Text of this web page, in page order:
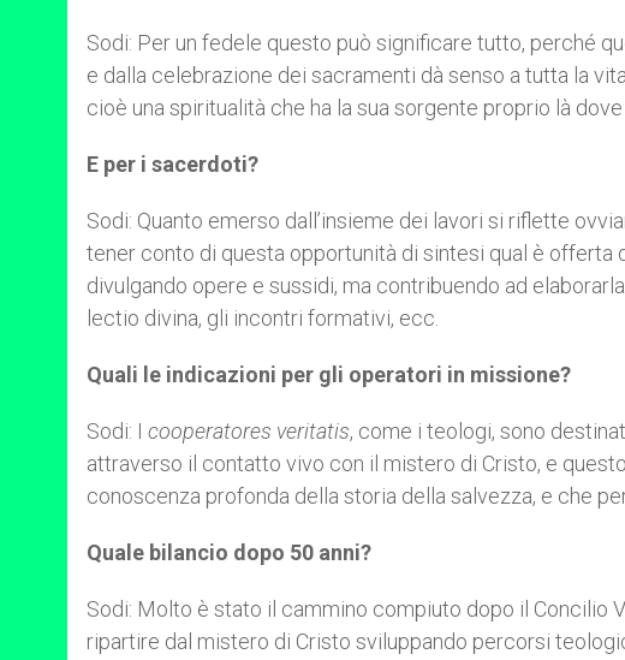
Sodi: Per un fedele questo può significare tutto, perché
e dalla celebrazione dei sacramenti dà senso a tutta la
cioè una spiritualità che ha la sua sorgente proprio là
E per i sacerdoti?
Sodi: Quanto emerso dall’insieme dei lavori si riflette
tener conto di questa opportunità di sintesi qual è offerta
divulgando opere e sussidi, ma contribuendo ad
lectio divina, gli incontri formativi, ecc.
Quali le indicazioni per gli operatori in missione?
Sodi: I cooperatores veritatis, come i teologi, sono
attraverso il contatto vivo con il mistero di Cristo, e
conoscenza profonda della storia della salvezza, e che
Quale bilancio dopo 50 anni?
Sodi: Molto è stato il cammino compiuto dopo il Concilio
ripartire dal mistero di Cristo sviluppando percorsi